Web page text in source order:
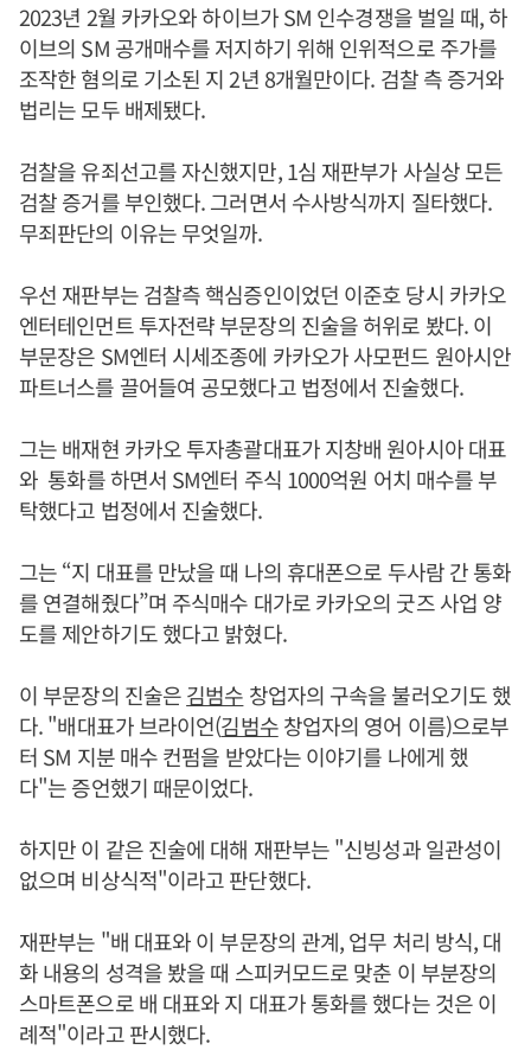
2023년 2월 카카오와 하이브가 SM 인수경쟁을 벌일 때, 하
이브의 SM 공개매수를 저지하기 위해 인위적으로 주가를
조작한 혐의로 기소된 지 2년 8개월만이다. 검찰 측 증거와
법리는 모두 배제됐다.
검찰을 유죄선고를 자신했지만, 1심 재판부가 사실상 모든
검찰 증거를 부인했다. 그러면서 수사방식까지 질타했다.
무죄판단의 이유는 무엇일까.
우선 재판부는 검찰측 핵심증인이었던 이준호 당시 카카오
엔터테인먼트 투자전략 부문장의 진술을 허위로 봤다. 이
부문장은 SM엔터 시세조종에 카카오가 사모펀드 원아시안
파트너스를 끌어들여 공모했다고 법정에서 진술했다.
그는 배재현 카카오 투자총괄대표가 지창배 원아시아 대표
와 통화를 하면서 SM엔터 주식 1000억원 어치 매수를 부
탁했다고 법정에서 진술했다.
그는 “지 대표를 만났을 때 나의 휴대폰으로 두사람 간 통화
를 연결해줬다”며 주식매수 대가로 카카오의 굿즈 사업 양
도를 제안하기도 했다고 밝혔다.
이 부문장의 진술은김범수 창업자의 구속을 불러오기도 했
다. "배대표가 브라이언(김범수창업자의 영어 이름)으로부
터 SM 지분 매수 컨펌을 받았다는 이야기를 나에게 했
다"는 증언했기 때문이었다.
하지만 이 같은 진술에 대해 재판부는 "신빙성과 일관성이
없으며 비상식적"이라고 판단했다.
재판부는 "배 대표와 이 부문장의 관계, 업무 처리 방식, 대
화 내용의 성격을 봤을 때 스피커모드로 맞춘 이 부분장의
스마트폰으로 배 대표와 지 대표가 통화를 했다는 것은 이
례적"이라고 판시했다.